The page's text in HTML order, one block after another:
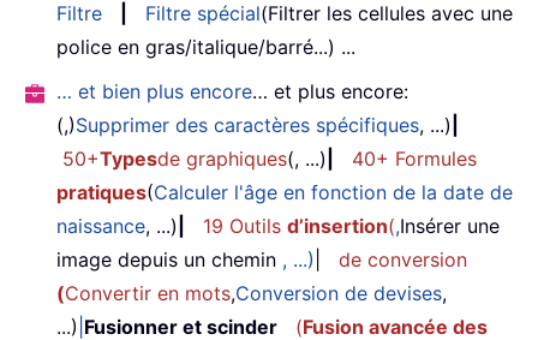
Filtre
Filtre spécial(Filtrer les cellules avec une
police en gras/italique/barré...) ...
… et bien plus encore… et plus encore:
(,)Supprimer des caractères spécifiques, ...)
50+Typesde graphiques(, ...)
40+ Formules
pratiques(Calculer l'âge en fonction de la date de
naissance, ...) 19 Outils d’insertion(,Insérer une
image depuis un chemin , ...)
de conversion
(Convertir en mots,Conversion de devises,
...) Fusionner et scinder (Fusion avancée des